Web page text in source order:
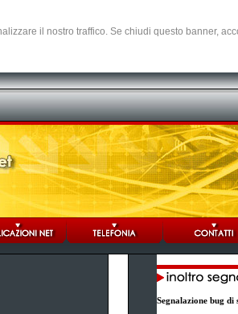
il nostro traffico. Se chiudi questo banner,
Segnalazione bug